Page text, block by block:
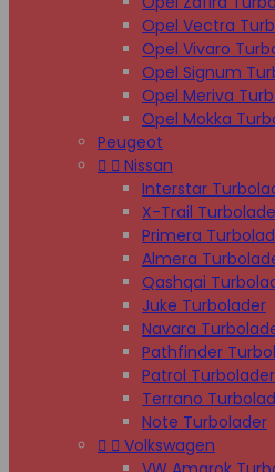
Opel Vectra
Opel Vivaro
Opel Signum
Opel Meriva
Opel Mokka
Peugeot
  Nissan
Interstar
X-Trail
Primera
Almera
Qashqai
Juke Turbolader
Navara
Pathfinder
Patrol Turbolader
Terrano
Note Turbolader
  Volkswagen